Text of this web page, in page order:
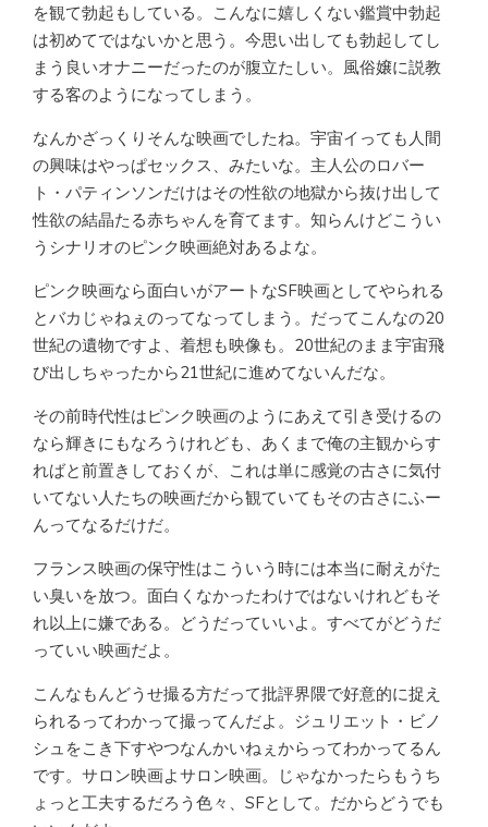
を観て勃起もしている。こんなに嬉しくない鑑賞中勃起
は初めてではないかと思う。今思い出しても勃起してし
まう良いオナニーだったのが腹立たしい。風俗嬢に説教
する客のようになってしまう。
なんかざっくりそんな映画でしたね。宇宙イっても人間
の興味はやっぱセックス、みたいな。主人公のロバー
ト・パティンソンだけはその性欲の地獄から抜け出して
性欲の結晶たる赤ちゃんを育てます。知らんけどこうい
うシナリオのピンク映画絶対あるよな。
ピンク映画なら面白いがアートなSF映画としてやられる
とバカじゃねぇのってなってしまう。だってこんなの20
世紀の遺物ですよ、着想も映像も。20世紀のまま宇宙飛
び出しちゃったから21世紀に進めてないんだな。
その前時代性はピンク映画のようにあえて引き受けるの
なら輝きにもなろうけれども、あくまで俺の主観からす
ればと前置きしておくが、これは単に感覚の古さに気付
いてない人たちの映画だから観ていてもその古さにふー
んってなるだけだ。
フランス映画の保守性はこういう時には本当に耐えがた
い臭いを放つ。面白くなかったわけではないけれどもそ
れ以上に嫌である。どうだっていいよ。すべてがどうだ
っていい映画だよ。
こんなもんどうせ撮る方だって批評界隈で好意的に捉え
られるってわかって撮ってんだよ。ジュリエット・ビノ
シュをこき下すやつなんかいねぇからってわかってるん
です。サロン映画よサロン映画。じゃなかったらもうち
ょっと工夫するだろう色々、SFとして。だからどうでも